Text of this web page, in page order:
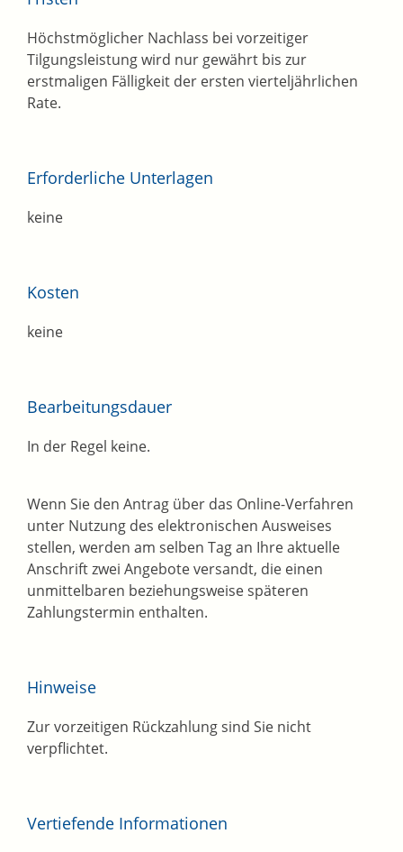
Höchstmöglicher Nachlass bei vorzeitiger
Tilgungsleistung wird nur gewährt bis zur
erstmaligen Fälligkeit der ersten vierteljährlichen
Rate.
Erforderliche Unterlagen
keine
Kosten
keine
Bearbeitungsdauer
In der Regel keine.
Wenn Sie den Antrag über das Online-Verfahren
unter Nutzung des elektronischen Ausweises
stellen, werden am selben Tag an Ihre aktuelle
Anschrift zwei Angebote versandt, die einen
unmittelbaren beziehungsweise späteren
Zahlungstermin enthalten.
Hinweise
Zur vorzeitigen Rückzahlung sind Sie nicht
verpflichtet.
Vertiefende Informationen